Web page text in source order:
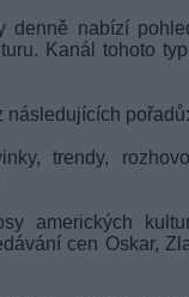
denně nabízí
Kanál tohoto
následujících pořadů:
trendy,
amerických
cen Oskar,